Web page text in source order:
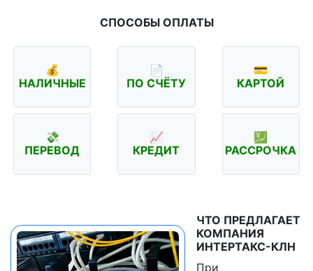
СПОСОБЫ ОПЛАТЫ
💰
НАЛИЧНЫЕ
📄
ПО СЧЁТУ
💳
КАРТОЙ
💸
ПЕРЕВОД
📈
КРЕДИТ
💹
РАССРОЧКА
ЧТО ПРЕДЛАГАЕТ
КОМПАНИЯ
ИНТЕРТАКС-КЛН
При